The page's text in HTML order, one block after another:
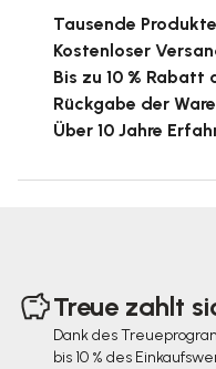
Tausende
Kostenloser
Bis zu 10 % Rabatt
Rückgabe der
Über 10 Jahre
Treue zahlt
Dank des
bis 10 % des